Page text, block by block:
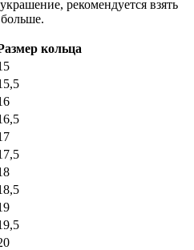
рекомендуется взять
кольца